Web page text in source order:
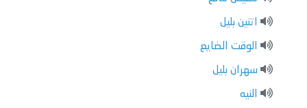
اتنين بليل
الوقت الضايع
سهران بليل
النيه